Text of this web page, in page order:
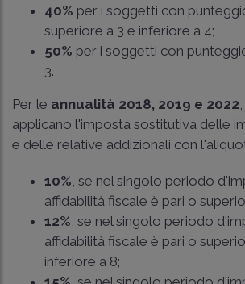
40% per i soggetti con
superiore a 3 e inferiore a 4;
50% per i soggetti con
3.
Per le annualità 2018, 2019 e 2022
applicano l'imposta sostitutiva delle
e delle relative addizionali con
10%, se nel singolo periodo
affidabilità fiscale è pari o
12%, se nel singolo periodo
affidabilità fiscale è pari o
inferiore a 8;